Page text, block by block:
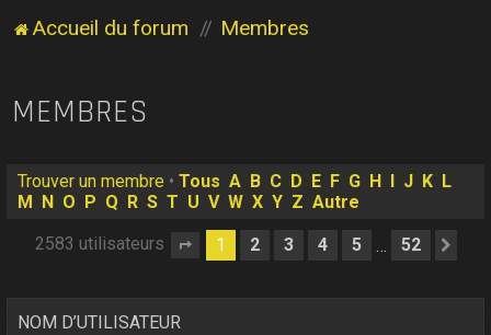
Accueil du forum Membres
MEMBRES
Trouver un membre •Tous A B C D E F G H J K L
M
N O P Q R S T U V W X Y Z Autre
2583 utilisateurs Page 1sur52
1 2 3 4 5 … 52
NOM D’UTILISATEUR